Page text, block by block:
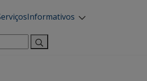
Informativos